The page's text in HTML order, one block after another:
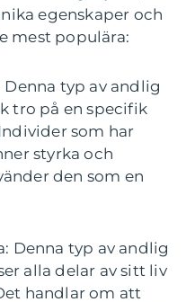
egenskaper och
mest populära:
Denna typ av andlig
tro på en specifik
som har
styrka och
den som en
Denna typ av andlig
alla delar av sitt liv
handlar om att